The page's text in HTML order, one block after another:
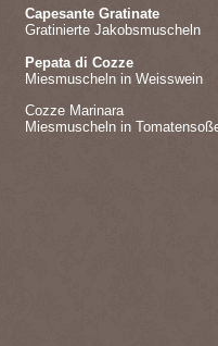
Capesante
Gratinierte Jakobsmuscheln
Pepata di
Miesmuscheln in Weisswein
Cozze
Miesmuscheln in